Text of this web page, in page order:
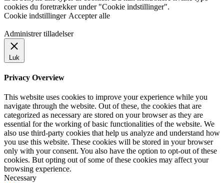
cookies du foretrækker under "Cookie indstillinger".
Cookie indstillinger Accepter alle
Administrer tilladelser
Luk
Privacy Overview
This website uses cookies to improve your experience while you
navigate through the website. Out of these, the cookies that are
categorized as necessary are stored on your browser as they are
essential for the working of basic functionalities of the website. We
also use third-party cookies that help us analyze and understand how
you use this website. These cookies will be stored in your browser
only with your consent. You also have the option to opt-out of these
cookies. But opting out of some of these cookies may affect your
browsing experience.
Necessary